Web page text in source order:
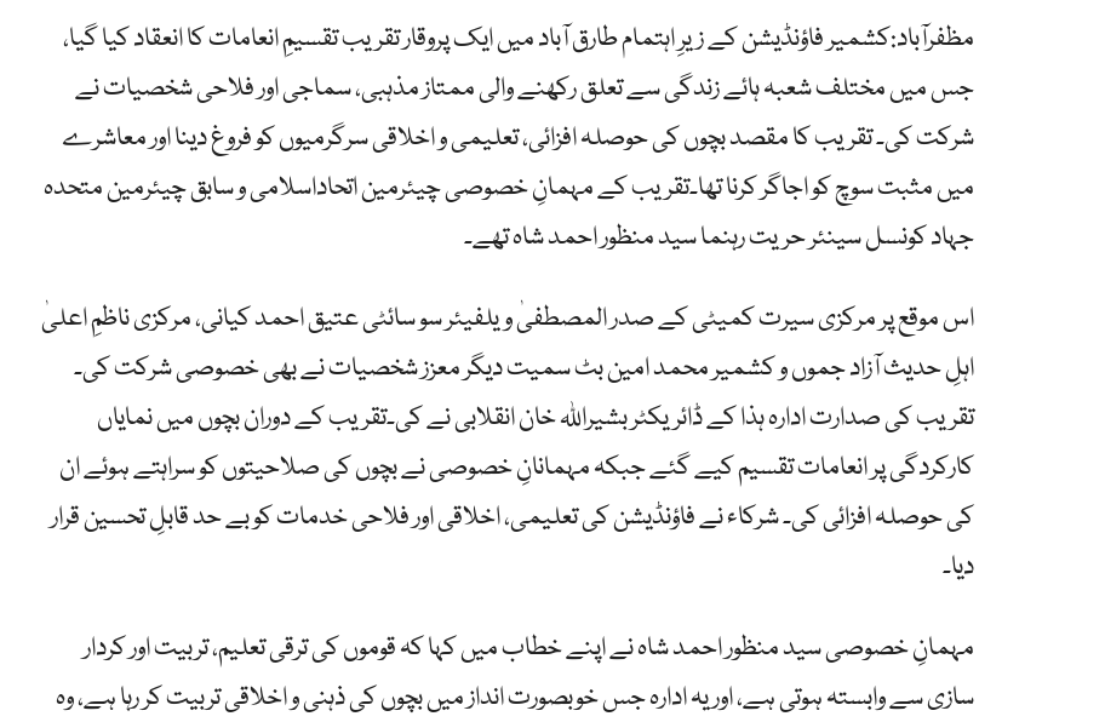
مظفرآباد:کشمیر فاؤنڈیشن کے زیرِ اہتمام طارق آباد میں ایک پروقار تقریب تقسیمِ انعامات کا انعقاد کیا گیا،
جس میں مختلف شعبہ ہائے زندگی سے تعلق رکھنے والی ممتاز مذہبی، سماجی اور فلاحی شخصیات نے
شرکت کی۔ تقریب کا مقصد بچوں کی حوصلہ افزائی، تعلیمی و اخلاقی سرگرمیوں کو فروغ دینا اور معاشرے
میں مثبت سوچ کو اجاگر کرنا تھا۔تقریب کے مہمانِ خصوصی چیئرمین اتحاداسلامی و سابق چیئرمین متحدہ
جہاد کونسل سینئر حریت رہنما سید منظور احمد شاہ تھے۔
اس موقع پر مرکزی سیرت کمیٹی کے صدر المصطفیٰ ویلفیئر سو سائٹی عتیق احمد کیانی، مرکزی ناظمِ اعلیٰ
اہلِ حدیث آزاد جموں و کشمیر محمد امین بٹ سمیت دیگر معزز شخصیات نے بھی خصوصی شرکت کی۔
تقریب کی صدارت ادارہ ہذا کے ڈائریکٹر بشیراللہ خان انقلابی نے کی۔تقریب کے دوران بچوں میں نمایاں
کارکردگی پر انعامات تقسیم کیے گئے جبکہ مہمانانِ خصوصی نے بچوں کی صلاحیتوں کو سراہتے ہوئے ان
کی حوصلہ افزائی کی۔ شرکاء نے فاؤنڈیشن کی تعلیمی، اخلاقی اور فلاحی خدمات کو بے حد قابلِ تحسین قرار
دیا۔
مہمانِ خصوصی سید منظور احمد شاہ نے اپنے خطاب میں کہا کہ قوموں کی ترقی تعلیم، تربیت اور کردار
سازی سے وابستہ ہوتی ہے، اور یہ ادارہ جس خوبصورت انداز میں بچوں کی ذہنی و اخلاقی تربیت کر رہا ہے، وہ